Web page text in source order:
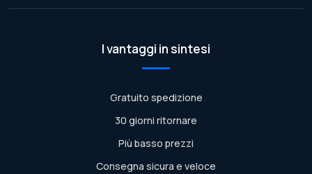
I vantaggi in sintesi
Gratuito spedizione
30 giorni ritornare
Più basso prezzi
Consegna sicura e veloce